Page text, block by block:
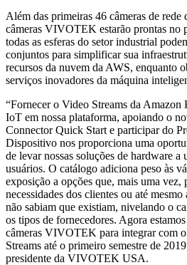
Além das primeiras 46 câmeras de rede
câmeras VIVOTEK estarão prontas no
todas as esferas do setor industrial
conjuntos para simplificar sua
recursos da nuvem da AWS, enquanto
serviços inovadores da máquina
“Fornecer o Video Streams da
IoT em nossa plataforma, apoiando o
Connector Quick Start e participar do
Dispositivo nos proporciona uma
de levar nossas soluções de hardware a
usuários. O catálogo adiciona peso às
exposição a opções que, mais uma vez,
necessidades dos clientes ou até
não sabiam que existiam, nivelando o
os tipos de fornecedores. Agora
câmeras VIVOTEK para integrar com
Streams até o primeiro semestre de
presidente da VIVOTEK USA.